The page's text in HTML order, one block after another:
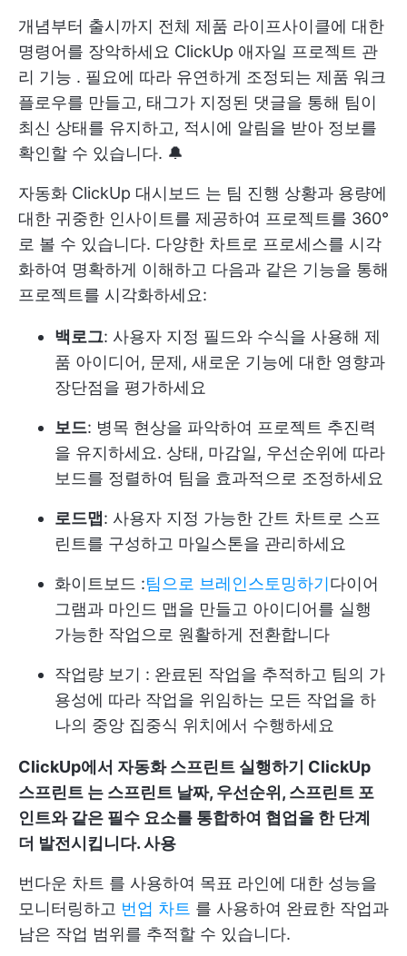
개념부터 출시까지 전체 제품 라이프사이클에 대한
명령어를 장악하세요 ClickUp 애자일 프로젝트 관
리 기능 . 필요에 따라 유연하게 조정되는 제품 워크
플로우를 만들고, 태그가 지정된 댓글을 통해 팀이
최신 상태를 유지하고, 적시에 알림을 받아 정보를
확인할 수 있습니다. 🔔
자동화 ClickUp 대시보드 는 팀 진행 상황과 용량에
대한 귀중한 인사이트를 제공하여 프로젝트를 360°
로 볼 수 있습니다. 다양한 차트로 프로세스를 시각
화하여 명확하게 이해하고 다음과 같은 기능을 통해
프로젝트를 시각화하세요:
백로그: 사용자 지정 필드와 수식을 사용해 제
품 아이디어, 문제, 새로운 기능에 대한 영향과
장단점을 평가하세요
보드: 병목 현상을 파악하여 프로젝트 추진력
을 유지하세요. 상태, 마감일, 우선순위에 따라
보드를 정렬하여 팀을 효과적으로 조정하세요
로드맵 : 사용자 지정 가능한 간트 차트로 스프
린트를 구성하고 마일스톤을 관리하세요
화이트보드 :팀으로 브레인스토밍하기다이어
그램과 마인드 맵을 만들고 아이디어를 실행
가능한 작업으로 원활하게 전환합니다
작업량 보기 : 완료된 작업을 추적하고 팀의 가
용성에 따라 작업을 위임하는 모든 작업을 하
나의 중앙 집중식 위치에서 수행하세요
ClickUp에서 자동화 스프린트 실행하기 ClickUp
스프린트 는 스프린트 날짜, 우선순위, 스프린트 포
인트와 같은 필수 요소를 통합하여 협업을 한 단계
더 발전시킵니다. 사용
번다운 차트 를 사용하여 목표 라인에 대한 성능을
모니터링하고 번업 차트 를 사용하여 완료한 작업과
남은 작업 범위를 추적할 수 있습니다.